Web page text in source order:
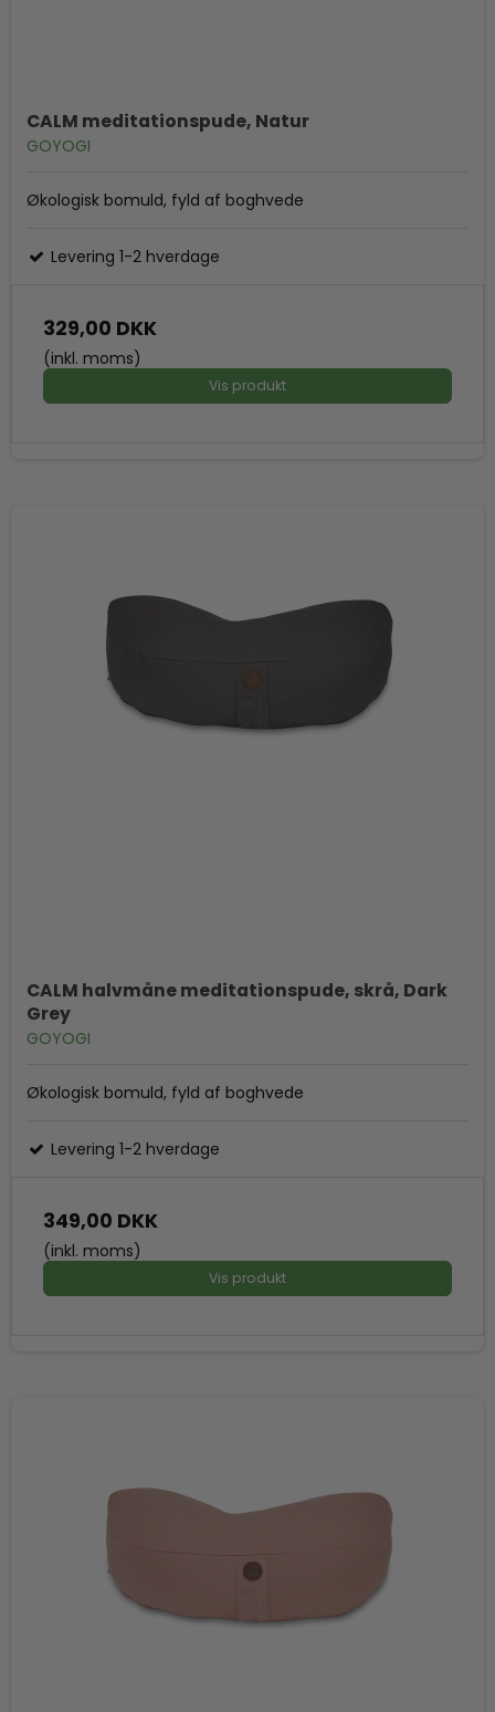
CALM meditationspude, Natur
GOYOGI
Økologisk bomuld, fyld af boghvede
Levering 1-2 hverdage
329,00 DKK
(inkl. moms)
Vis produkt
CALM halvmåne meditationspude, skrå, Dark
Grey
GOYOGI
Økologisk bomuld, fyld af boghvede
Levering 1-2 hverdage
349,00 DKK
(inkl. moms)
Vis produkt